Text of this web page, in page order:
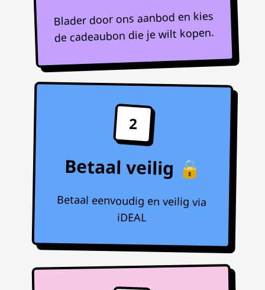
Blader door ons aanbod en kies
de cadeaubon die je wilt kopen.
2
Betaal veilig 🔒
Betaal eenvoudig en veilig via
iDEAL